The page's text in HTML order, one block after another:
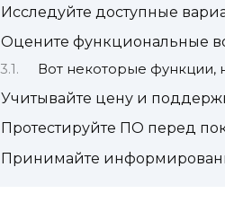
Исследуйте доступные
Оцените функциональные
Вот некоторые функции,
Учитывайте цену и
Протестируйте ПО перед
Принимайте